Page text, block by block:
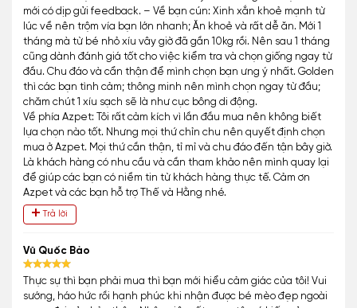
mới có dịp gửi feedback. – Về bạn cún: Xinh xắn khoẻ mạnh từ
lúc về nên trộm vía bạn lớn nhanh; Ăn khoẻ và rất dễ ăn. Mới 1
tháng mà từ bé nhỏ xíu vây giờ đã gần 10kg rồi. Nên sau 1 tháng
cũng dành đánh giá tốt cho việc kiểm tra và chọn giống ngay từ
đầu. Chu đáo và cẩn thận để mình chọn bạn ưng ý nhất. Golden
thì các bạn tình cảm; thông minh nên mình chọn ngay từ đầu;
chăm chút 1 xíu sạch sẽ là như cục bông di động.
Về phía Azpet: Tôi rất cảm kích vì lần đầu mua nên không biết
lựa chọn nào tốt. Nhưng mọi thứ chỉn chu nên quyết định chọn
mua ở Azpet. Mọi thứ cần thận, tỉ mỉ và chu đáo đến tận bây giờ.
Là khách hàng có nhu cầu và cần tham khảo nên mình quay lại
để giúp các bạn có niềm tin từ khách hàng thực tế. Cảm ơn
Azpet và các bạn hỗ trợ Thế và Hằng nhé.
Trả lời
Vũ Quốc Bảo
Thực sự thì bạn phải mua thì bạn mới hiểu cảm giác của tôi! Vui
sướng, háo hức rồi hạnh phúc khi nhận được bé mèo đẹp ngoài